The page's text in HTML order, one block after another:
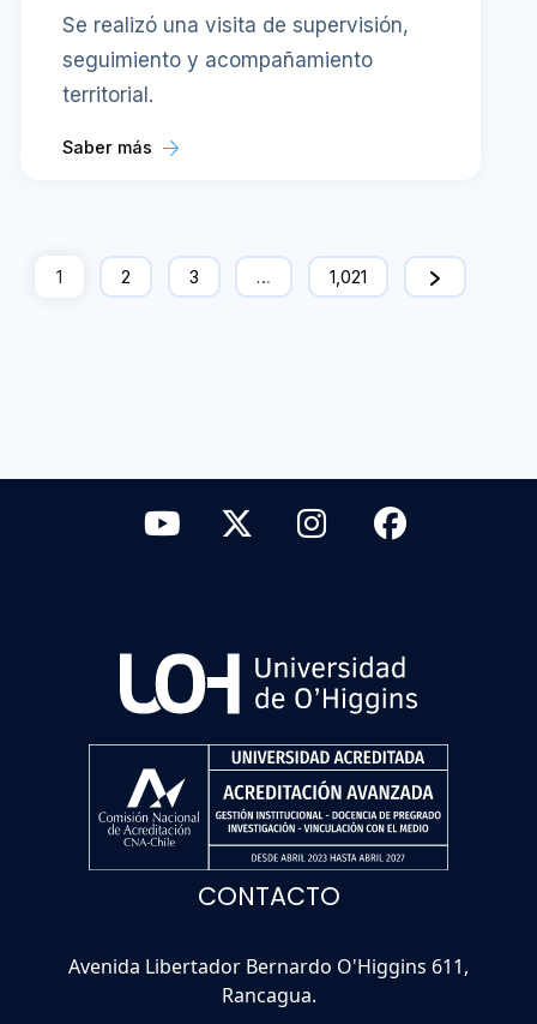
Se realizó una visita de supervisión,
seguimiento y acompañamiento
territorial.
Saber más
1 2 3 … 1,021
CONTACTO
Avenida Libertador Bernardo O'Higgins 611,
Rancagua.